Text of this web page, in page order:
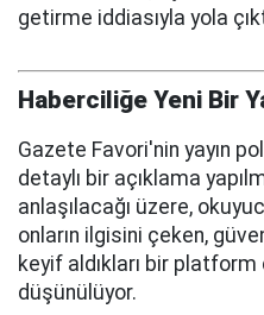
getirme iddiasıyla yola
Haberciliğe Yeni Bir
Gazete Favori'nin yayın
detaylı bir açıklama
anlaşılacağı üzere,
onların ilgisini çeken,
keyif aldıkları bir
düşünülüyor.